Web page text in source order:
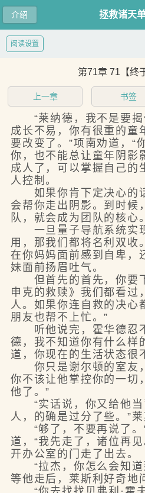
介绍 拯救诸天
阅读设置
第71章 71【终
上一章 书签
“莱纳德，我不是要揭
成长不易，你有很重的童
要改变了。”项南劝道，“
你，也不能总让童年阴影
成人了，可以掌握自己的
人控制。
如果你肯下定决心的
会帮你走出阴影。到时候
队，就会成为团队的核心。
一旦量子导航系统实
用，那我们都将名利双收
在你妈妈面前感到自卑，
妹面前扬眉吐气。
但首先的首先，你要
申克的救赎》我们都看过
人。如果你连自救的决心
朋友也帮不上忙。”
听他说完，霍华德忍
德，我不知道你有什么样
道，你现在的生活状态很
你只是谢尔顿的室友，
你不该让他掌控你的一切
他了。”
“实话说，你又给他当
人，的确是过分了些。”
“够了，不要再说了。
道，“我先走了，诸位再
开办公室的门走了出去。
“拉杰，你怎么会知道
等他走后，莱斯利好奇地